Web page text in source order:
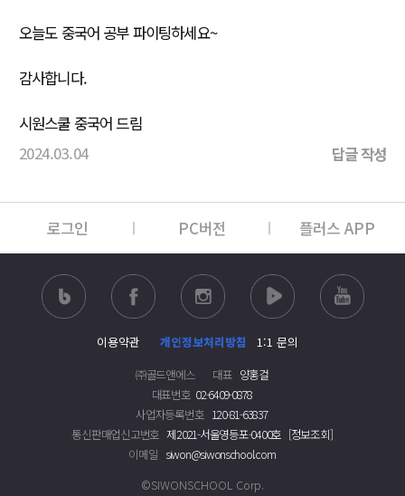
오늘도 중국어 공부 파이팅하세요~
감사합니다.
시원스쿨 중국어 드림
2024.03.04
답글 작성
로그인 PC버전 플러스 APP
이용약관 개인정보처리방침
1:1 문의
㈜골드앤에스
대표 양홍걸
대표번호 02-6409-0878
사업자등록번호 120-81-63837
통신판매업신고번호 제2021-서울영등포-0400호 [정보조회]
이메일 siwon@siwonschool.com
©SIWONSCHOOL Corp.